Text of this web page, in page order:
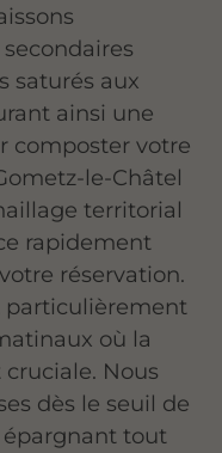
saturés aux
ainsi une
composter votre
le-Châtel
territorial
rapidement
réservation.
particulièrement
où la
Nous
dès le seuil de
épargnant tout